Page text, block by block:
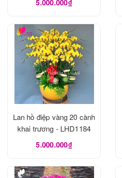
5.000.000₫
Lan hồ điệp vàng 20 cành
khai trương - LHD1184
5.000.000₫